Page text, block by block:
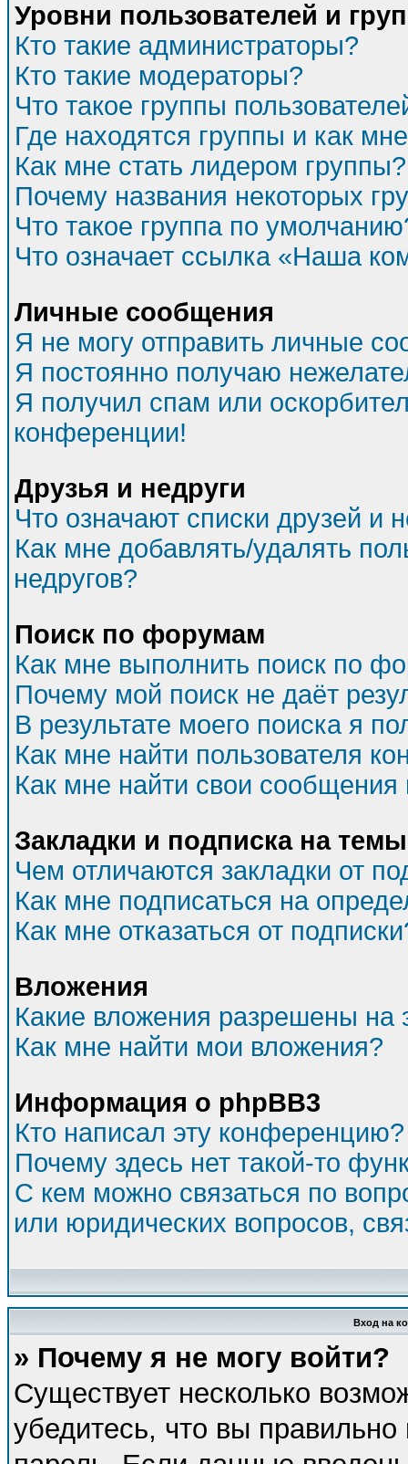
Уровни пользователей и
Кто такие администраторы?
Кто такие модераторы?
Что такое группы
Где находятся группы и как
Как мне стать лидером группы?
Почему названия некоторых
Что такое группа по
Что означает ссылка «Наша
Личные сообщения
Я не могу отправить личные
Я постоянно получаю
Я получил спам или
конференции!
Друзья и недруги
Что означают списки друзей и
Как мне добавлять/удалять
недругов?
Поиск по форумам
Как мне выполнить поиск по
Почему мой поиск не даёт
В результате моего поиска я
Как мне найти пользователя
Как мне найти свои
Закладки и подписка на темы
Чем отличаются закладки от
Как мне подписаться на
Как мне отказаться от
Вложения
Какие вложения разрешены на
Как мне найти мои вложения?
Информация о phpBB3
Кто написал эту конференцию?
Почему здесь нет такой-то
С кем можно связаться по
или юридических вопросов,
Вход на
» Почему я не могу войти?
Существует несколько
убедитесь, что вы